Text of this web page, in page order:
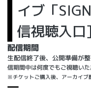
イブ「
信視聴入口]
配信期間
生配信終了後、公開準備が
信期間中は何度でもご視聴いた
※チケットご購入後、アーカイブ